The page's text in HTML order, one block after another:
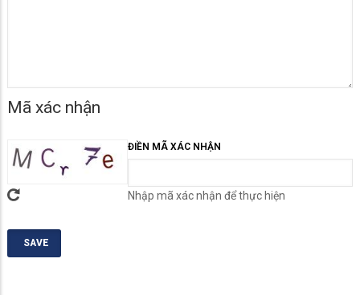
Mã xác nhận
ĐIỀN MÃ XÁC NHẬN
Nhập mã xác nhận để thực hiện